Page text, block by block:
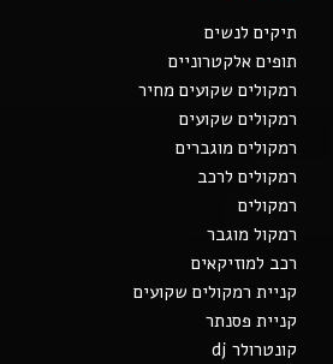
תיקים לנשים
תופים אלקטרוניים
רמקולים שקועים מחיר
רמקולים שקועים
רמקולים מוגברים
רמקולים לרכב
רמקולים
רמקול מוגבר
רכב למוזיקאים
קניית רמקולים שקועים
קניית פסנתר
קונטרולר dj